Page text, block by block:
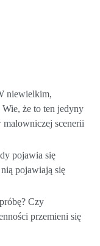
niewielkim,
że to ten jedyny
scenerii
pojawia się
pojawiają się
Czy
przemieni się